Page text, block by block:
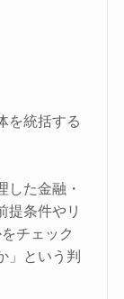
を統括する
した金融・
提条件やリ
チェック
」という判